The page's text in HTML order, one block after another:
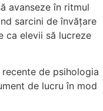
avanseze în ritmul
sarcini de învăţare
ca elevii să lucreze
de psihologia
de lucru în mod